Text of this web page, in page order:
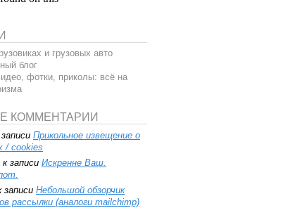
и грузовых авто
блог
фотки, приколы: всё на
КОММЕНТАРИИ
Прикольное извещение о
/ cookies
к записи Искренне Ваш.
записи Небольшой обзорчик
рассылки (аналоги mailchimp)